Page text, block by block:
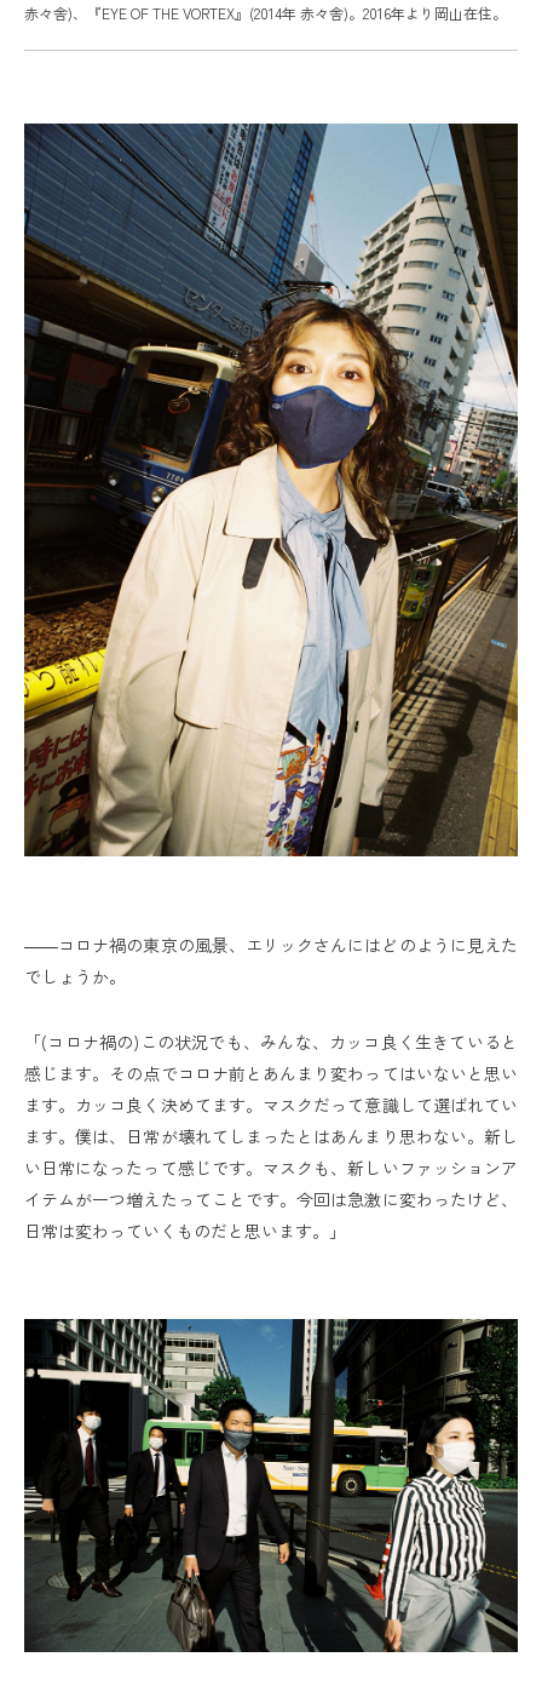
赤々舎)、『EYE OF THE VORTEX』(2014年 赤々舎)。2016年より岡山在住。
――コロナ禍の東京の風景、エリックさんにはどのように見えた
でしょうか。
「(コロナ禍の)この状況でも、みんな、カッコ良く生きていると
感じます。その点でコロナ前とあんまり変わってはいないと思い
ます。カッコ良く決めてます。マスクだって意識して選ばれてい
ます。僕は、日常が壊れてしまったとはあんまり思わない。新し
い日常になったって感じです。マスクも、新しいファッションア
イテムが一つ増えたってことです。今回は急激に変わったけど、
日常は変わっていくものだと思います。」